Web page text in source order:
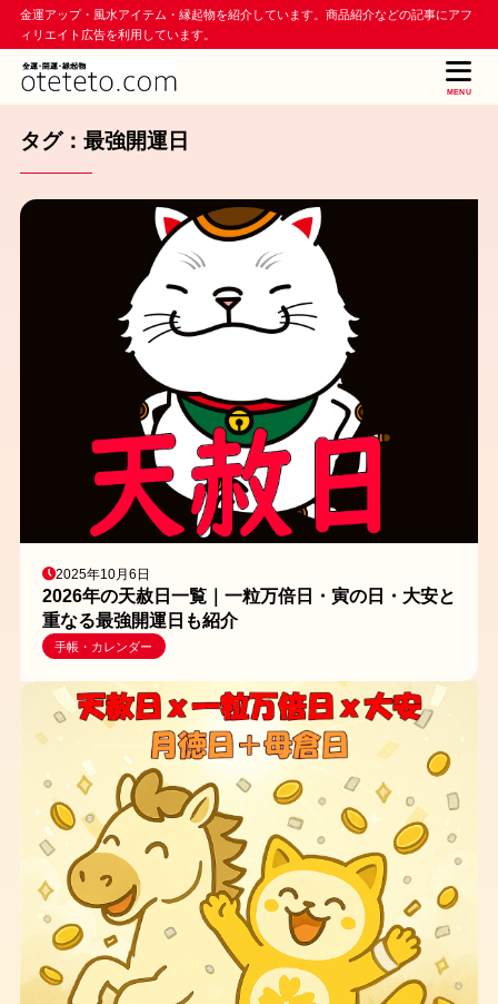
金運アップ・風水アイテム・縁起物を紹介しています。商品紹介などの記事にアフ
ィリエイト広告を利用しています。
MENU
タグ：最強開運日
2025年10月6日
2026年の天赦日一覧｜一粒万倍日・寅の日・大安と
重なる最強開運日も紹介
手帳・カレンダー